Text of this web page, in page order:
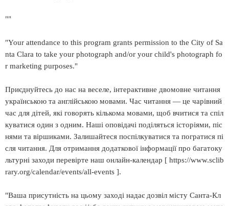
""
"Your attendance to this program grants permission to the City of Sa
nta Clara to take your photograph and/or your child's photograph fo
r marketing purposes."
Приєднуйтесь до нас на веселе, інтерактивне двомовне читання
українською та англійською мовами. Час читання — це чарівний
час для дітей, які говорять кількома мовами, щоб вчитися та спіл
куватися один з одним. Наші оповідачі поділяться історіями, піс
нями та віршиками. Залишайтеся поспілкуватися та погратися пі
сля читання. Для отримання додаткової інформації про багатоку
льтурні заходи перевірте наш онлайн-календар [ https://www.sclib
rary.org/calendar/events/all-events ].
"Ваша присутність на цьому заході надає дозвіл місту Санта-Кл